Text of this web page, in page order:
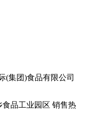
(集团)食品有限公司
品工业园区 销售热